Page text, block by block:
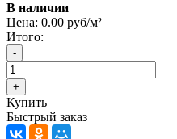
В наличии
Цена: 0.00 руб/м²
Итого:
Купить
Быстрый заказ